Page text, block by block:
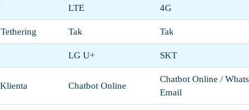
LTE 4G
Tak Tak
LG U+ SKT
Chatbot Online
Chatbot Online /
Email